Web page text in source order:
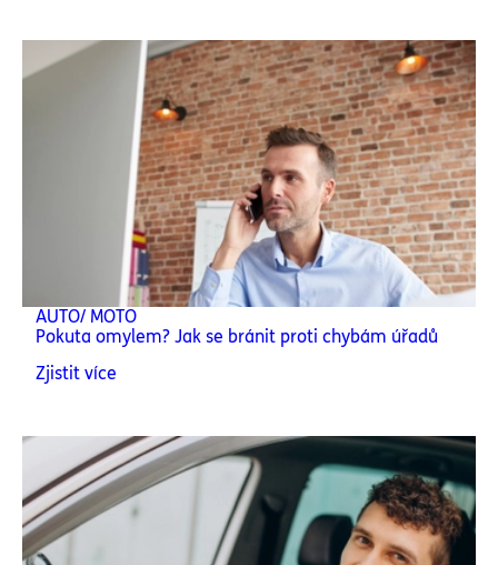
AUTO/ MOTO
Pokuta omylem? Jak se bránit proti chybám úřadů
Zjistit více